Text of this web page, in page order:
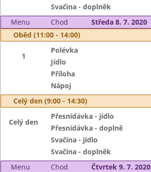
Svačina - doplněk
Menu
Chod
Středa 8. 7. 2020
Oběd (11:00 - 14:00)
1
Polévka
Jídlo
Příloha
Nápoj
Celý den (9:00 - 14:30)
Celý den
Přesnídávka - jídlo
Přesnídávka - doplně
Svačina - jídlo
Svačina - doplněk
Menu
Chod
Čtvrtek 9. 7. 2020